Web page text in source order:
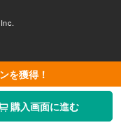
を獲得！
購入画面に進む